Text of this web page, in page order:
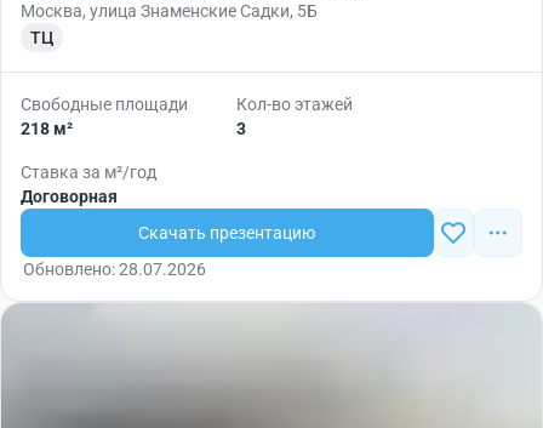
Москва, улица Знаменские Садки, 5Б
ТЦ
Свободные площади
218 м²
Кол-во этажей
3
Ставка за м²/год
Договорная
Скачать презентацию
Обновлено: 28.07.2026